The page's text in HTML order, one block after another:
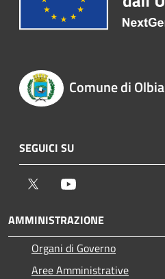
Comune di Olbia
SEGUICI SU
Twitter
AMMINISTRAZIONE
Organi di Governo
Aree Amministrative